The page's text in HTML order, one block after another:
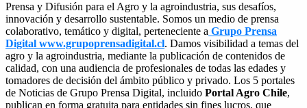
Prensa y Difusión para el Agro y la agroindustria, sus desafíos,
innovación y desarrollo sustentable. Somos un medio de prensa
colaborativo, temático y digital, perteneciente a Grupo Prensa
Digital www.grupoprensadigital.cl. Damos visibilidad a temas del
agro y la agroindustria, mediante la publicación de contenidos de
calidad, con una audiencia de profesionales de todas las edades y
tomadores de decisión del ámbito público y privado. Los 5 portales
de Noticias de Grupo Prensa Digital, incluido Portal Agro Chile,
publican en forma gratuita para entidades sin fines lucros, que